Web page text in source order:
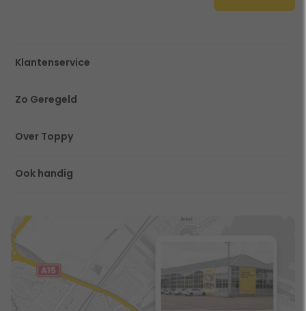
Klantenservice
Zo Geregeld
Over Toppy
Ook handig